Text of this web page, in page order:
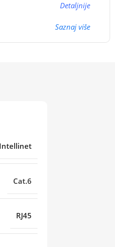
Detaljnije
Saznaj više
Intellinet
Cat.6
RJ45